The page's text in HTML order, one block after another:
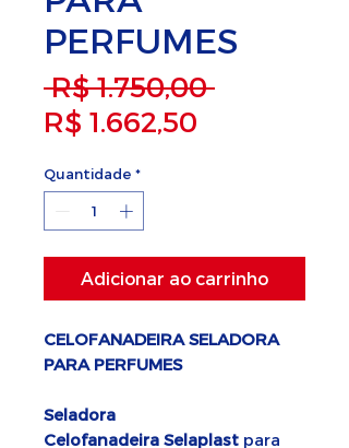
PERFUMES
R$ 1.750,00 Preço
R$ 1.662,50
Quantidade *
Adicionar ao carrinho
CELOFANADEIRA SELADORA
PARA PERFUMES
Seladora
Celofanadeira Selaplast para